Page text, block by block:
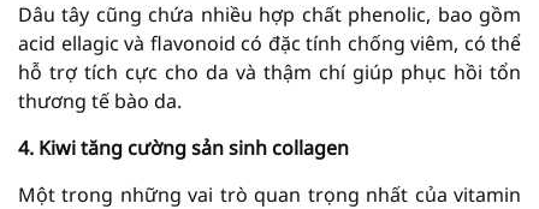
Dâu tây cũng chứa nhiều hợp chất phenolic, bao gồm
acid ellagic và flavonoid có đặc tính chống viêm, có thể
hỗ trợ tích cực cho da và thậm chí giúp phục hồi tổn
thương tế bào da.
4. Kiwi tăng cường sản sinh collagen
Một trong những vai trò quan trọng nhất của vitamin